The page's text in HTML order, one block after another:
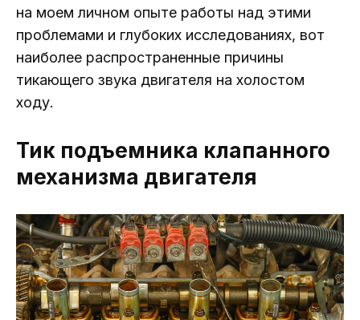
на моем личном опыте работы над этими
проблемами и глубоких исследованиях, вот
наиболее распространенные причины
тикающего звука двигателя на холостом
ходу.
Тик подъемника клапанного
механизма двигателя